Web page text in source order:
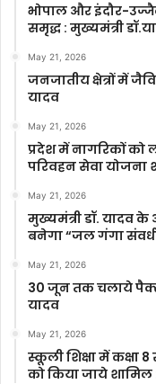
भोपाल और इंदौर-
समृद्ध : मुख्यमंत्री
May 21, 2026
जनजातीय क्षेत्रों में
यादव
May 21, 2026
प्रदेश में नागरिकों
परिवहन सेवा योजना
May 21, 2026
मुख्यमंत्री डॉ. यादव
बनेगा “जल गंगा
May 21, 2026
30 जून तक चलाये पैक्स
यादव
May 21, 2026
स्कूली शिक्षा में कक्षा
को किया जाये शामिल